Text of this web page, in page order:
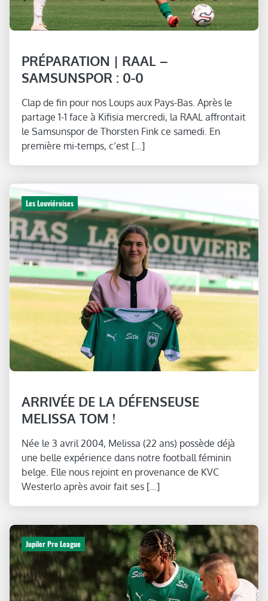
PRÉPARATION | RAAL –
SAMSUNSPOR : 0-0
Clap de fin pour nos Loups aux Pays-Bas. Après le
partage 1-1 face à Kifisia mercredi, la RAAL affrontait
le Samsunspor de Thorsten Fink ce samedi. En
première mi-temps, c’est […]
Les Louviéroises
ARRIVÉE DE LA DÉFENSEUSE
MELISSA TOM !
Née le 3 avril 2004, Melissa (22 ans) possède déjà
une belle expérience dans notre football féminin
belge. Elle nous rejoint en provenance de KVC
Westerlo après avoir fait ses […]
Jupiler Pro League